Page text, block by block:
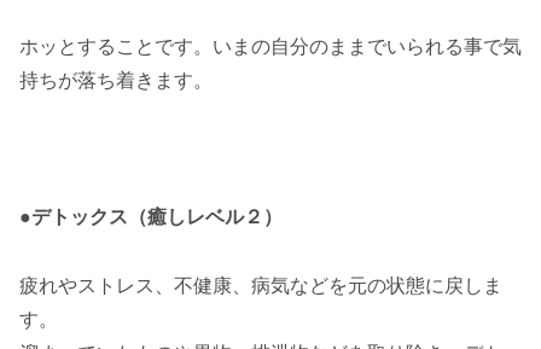
ホッとすることです。いまの自分のままでいられる事で気
持ちが落ち着きます。
●デトックス（癒しレベル２）
疲れやストレス、不健康、病気などを元の状態に戻しま
す。